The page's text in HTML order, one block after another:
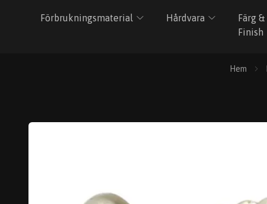
Förbrukningsmaterial Hårdvara
Färg &
Finish
Hem